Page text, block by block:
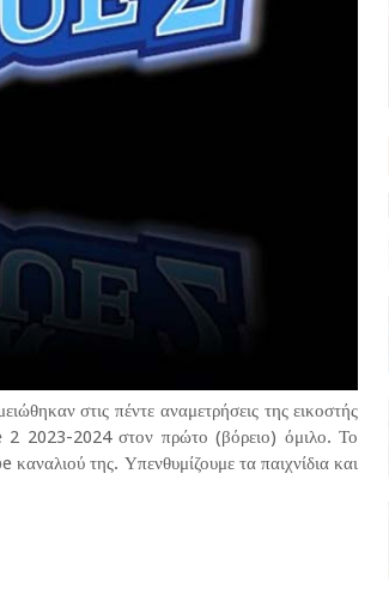
στις πέντε αναμετρήσεις της εικοστής
2 2023-2024 στον πρώτο (βόρειο) όμιλο. Το
της. Υπενθυμίζουμε τα παιχνίδια και